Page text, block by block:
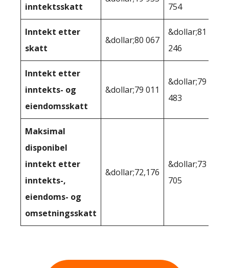
inntektsskatt
754
Inntekt etter
skatt
&dollar;80 067
&dollar;81
246
Inntekt etter
inntekts- og
eiendomsskatt
&dollar;79 011
&dollar;79
483
Maksimal
disponibel
inntekt etter
inntekts-,
eiendoms- og
omsetningsskatt
&dollar;72,176
&dollar;73
705